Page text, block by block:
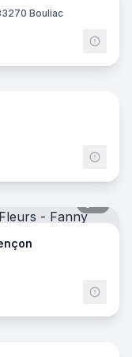
Bouliac
9
7